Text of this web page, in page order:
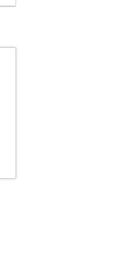
των
τα